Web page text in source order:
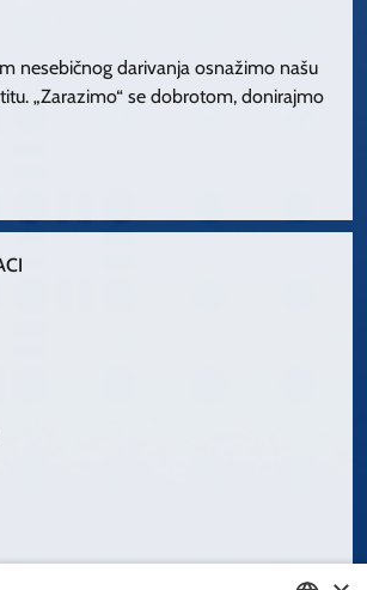
nesebičnog darivanja osnažimo našu
„Zarazimo“ se dobrotom, donirajmo